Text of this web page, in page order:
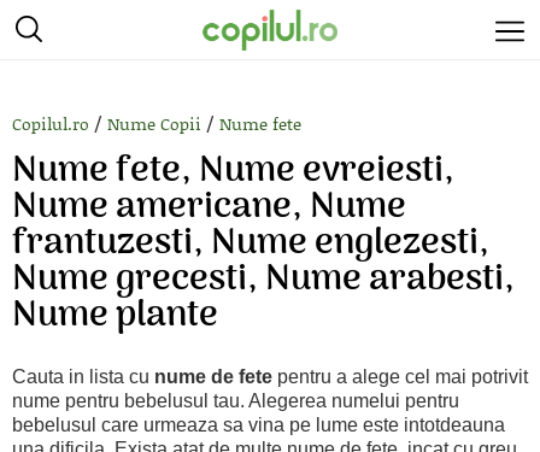
Copilul.ro / Nume Copii / Nume fete
Nume fete, Nume evreiesti,
Nume americane, Nume
frantuzesti, Nume englezesti,
Nume grecesti, Nume arabesti,
Nume plante
Cauta in lista cu nume de fete pentru a alege cel mai potrivit
nume pentru bebelusul tau. Alegerea numelui pentru
bebelusul care urmeaza sa vina pe lume este intotdeauna